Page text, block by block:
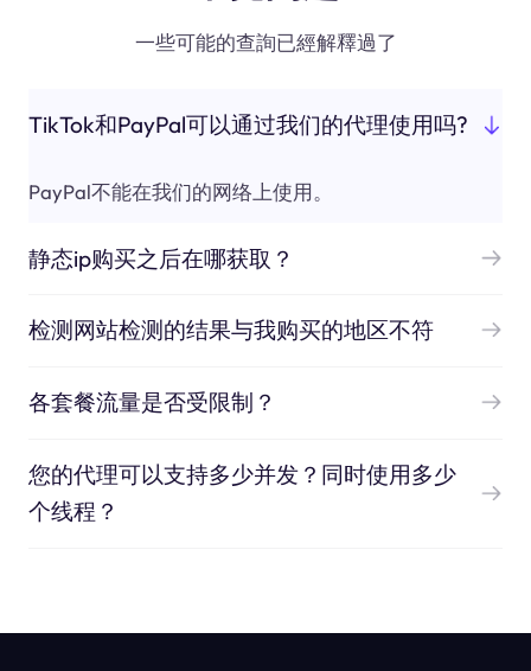
一些可能的查詢已經解釋過了
TikTok和PayPal可以通过我们的代理使用吗?
PayPal不能在我们的网络上使用。
静态ip购买之后在哪获取？
检测网站检测的结果与我购买的地区不符
各套餐流量是否受限制？
您的代理可以支持多少并发？同时使用多少
个线程？